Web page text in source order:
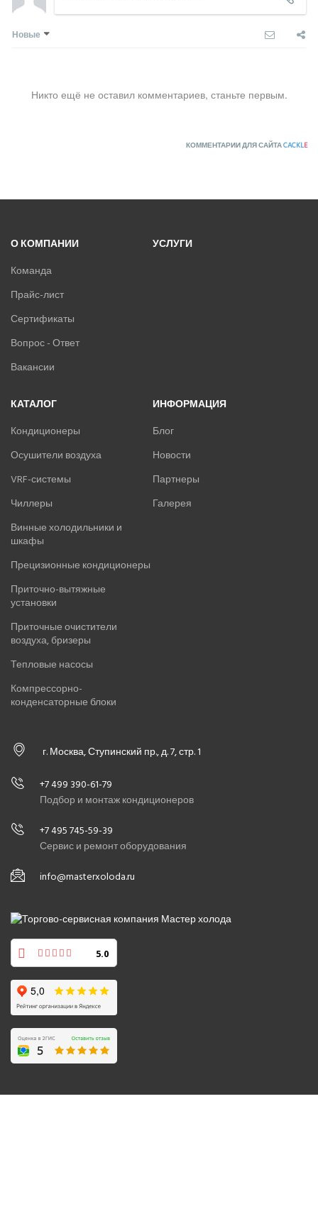
Новые
Никто ещё не оставил комментариев, станьте первым.
КОММЕНТАРИИ ДЛЯ САЙТАCACKLE
О КОМПАНИИ
Команда
Прайс-лист
Сертификаты
Вопрос - Ответ
Вакансии
УСЛУГИ
КАТАЛОГ
Кондиционеры
Осушители воздуха
VRF-системы
Чиллеры
Винные холодильники и
шкафы
Прецизионные кондиционеры
Приточно-вытяжные
установки
Приточные очистители
воздуха, бризеры
Тепловые насосы
Компрессорно-
конденсаторные блоки
ИНФОРМАЦИЯ
Блог
Новости
Партнеры
Галерея
г. Москва, Ступинский пр., д. 7, стр. 1
+7 499 390-61-79
Подбор и монтаж кондиционеров
+7 495 745-59-39
Сервис и ремонт оборудования
info@masterxoloda.ru
5.0